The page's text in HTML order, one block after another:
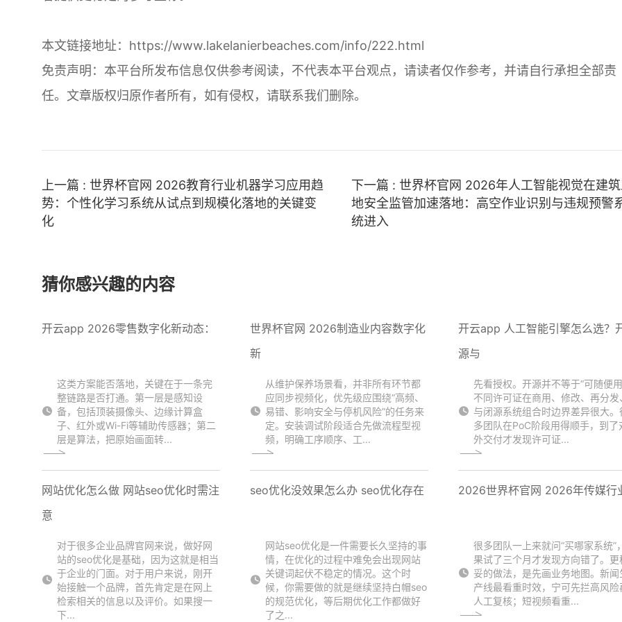
本文链接地址： https://www.lakelanierbeaches.com/info/222.html
免责声明：本平台所发布信息仅供参考阅读，不代表本平台观点，请读者仅作参考，并请自行承担全部责
任。文章版权归原作者所有，如有侵权，请联系我们删除。
上一篇 : 世界杯官网 2026教育行业机器学习应用趋
势：个性化学习系统从试点到规模化落地的关键变
化
下一篇 : 世界杯官网 2026年人工智能视觉在建
地安全监管加速落地：高空作业识别与违规预警
统进入
猜你感兴趣的内容
开云app 2026零售数字化新动态：
这类方案能否落地，关键在于一条完
整链路是否打通。第一层是感知设
备，包括顶装摄像头、边缘计算盒
子、红外或Wi-Fi等辅助传感器；第二
层是算法，把原始画面转...
世界杯官网 2026制造业内容数字化
新
从维护保养场景看，并非所有环节都
应同步视频化，优先级应围绕“高频、
易错、影响安全与停机风险”的任务来
定。安装调试阶段适合先做流程型视
频，明确工序顺序、工...
开云app 人工智能引擎怎么选？
源与
先看授权。开源并不等于“可随便
不同许可证在商用、修改、再分发
与闭源系统组合时边界差异很大。
多团队在PoC阶段用得顺手，到了
外交付才发现许可证...
网站优化怎么做 网站seo优化时需注
意
对于很多企业品牌官网来说，做好网
站的seo优化是基础，因为这就是相当
于企业的门面。对于用户来说，刚开
始接触一个品牌，首先肯定是在网上
检索相关的信息以及评价。如果搜一
下...
seo优化没效果怎么办 seo优化存在
网站seo优化是一件需要长久坚持的事
情，在优化的过程中难免会出现网站
关键词起伏不稳定的情况。这个时
候，你需要做的就是继续坚持白帽seo
的规范优化，等后期优化工作都做好
了之...
2026世界杯官网 2026年传媒行
很多团队一上来就问“买哪家系统”
果试了三个月才发现方向错了。更
妥的做法，是先画业务地图。新闻
产线最看重时效，宁可先拦高风险
人工复核；短视频看重...